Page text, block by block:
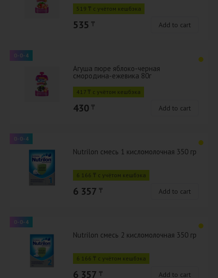
519 ₸ с учётом кешбэка
535 ₸ Add to cart
0-0-4
Агуша пюре яблоко-черная
смородина-ежевика 80г
417 ₸ с учётом кешбэка
430 ₸ Add to cart
0-0-4
Nutrilon смесь 1 кисломолочная 350 гр
6 166 ₸ с учётом кешбэка
6 357 ₸ Add to cart
0-0-4
Nutrilon смесь 2 кисломолочная 350 гр
6 166 ₸ с учётом кешбэка
6 357 ₸ Add to cart